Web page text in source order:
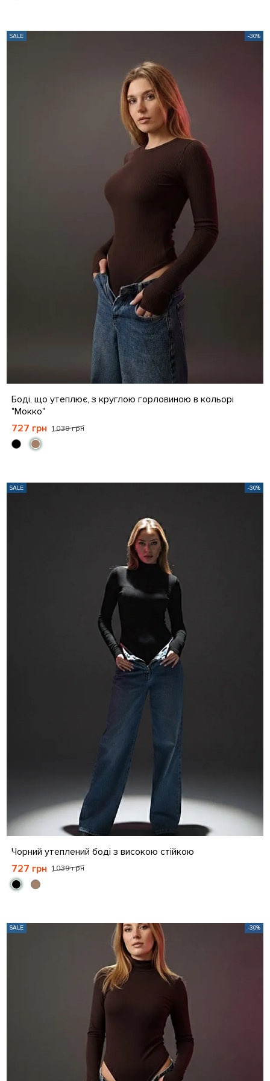
S M L XL
Боді, що утеплює, з круглою горловиною в кольорі
"Мокко"
1 039 грн
727 грн
S M L XL
Чорний утеплений боді з високою стійкою
1 039 грн
727 грн